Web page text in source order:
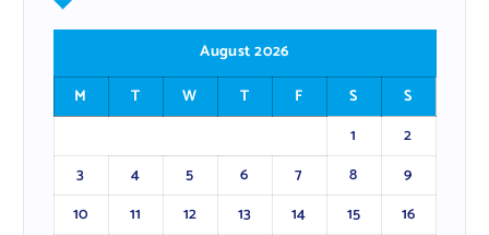
August 2026
M
T W T F S
S
1
2
3
4 5 6 7 8
9
10
11 12 13 14 15
16